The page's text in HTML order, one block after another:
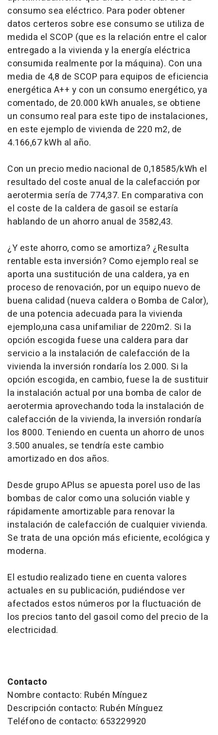
consumo sea eléctrico. Para poder obtener
datos certeros sobre ese consumo se utiliza de
medida el SCOP (que es la relación entre el calor
entregado a la vivienda y la energía eléctrica
consumida realmente por la máquina). Con una
media de 4,8 de SCOP para equipos de eficiencia
energética A++ y con un consumo energético, ya
comentado, de 20.000 kWh anuales, se obtiene
un consumo real para este tipo de instalaciones,
en este ejemplo de vivienda de 220 m2, de
4.166,67 kWh al año.
Con un precio medio nacional de 0,18585/kWh el
resultado del coste anual de la calefacción por
aerotermia sería de 774,37. En comparativa con
el coste de la caldera de gasoil se estaría
hablando de un ahorro anual de 3582,43.
¿Y este ahorro, como se amortiza? ¿Resulta
rentable esta inversión? Como ejemplo real se
aporta una sustitución de una caldera, ya en
proceso de renovación, por un equipo nuevo de
buena calidad (nueva caldera o Bomba de Calor),
de una potencia adecuada para la vivienda
ejemplo,una casa unifamiliar de 220m2. Si la
opción escogida fuese una caldera para dar
servicio a la instalación de calefacción de la
vivienda la inversión rondaría los 2.000. Si la
opción escogida, en cambio, fuese la de sustituir
la instalación actual por una bomba de calor de
aerotermia aprovechando toda la instalación de
calefacción de la vivienda, la inversión rondaría
los 8000. Teniendo en cuenta un ahorro de unos
3.500 anuales, se tendría este cambio
amortizado en dos años.
Desde grupo APlus se apuesta porel uso de las
bombas de calor como una solución viable y
rápidamente amortizable para renovar la
instalación de calefacción de cualquier vivienda.
Se trata de una opción más eficiente, ecológica y
moderna.
El estudio realizado tiene en cuenta valores
actuales en su publicación, pudiéndose ver
afectados estos números por la fluctuación de
los precios tanto del gasoil como del precio de la
electricidad.
Contacto
Nombre contacto: Rubén Mínguez
Descripción contacto: Rubén Mínguez
Teléfono de contacto: 653229920